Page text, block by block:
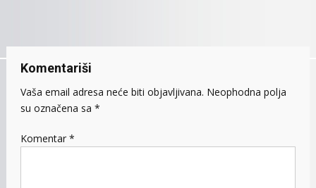
Komentariši
Vaša email adresa neće biti objavljivana. Neophodna polja
su označena sa *
Komentar *